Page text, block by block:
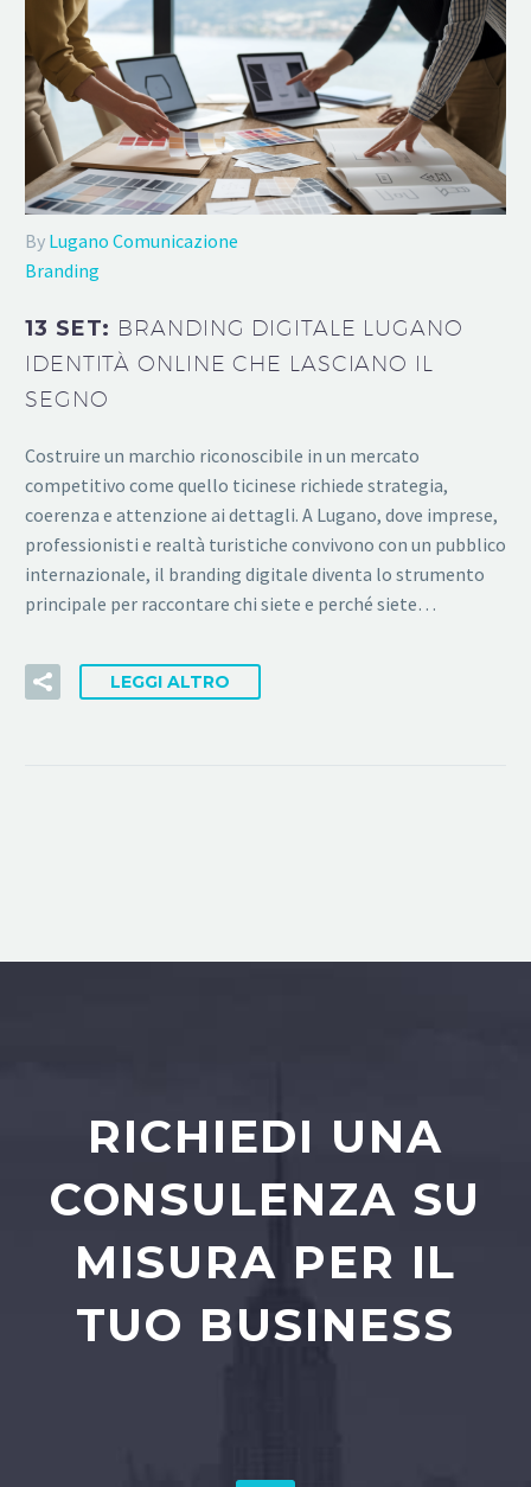
By Lugano Comunicazione
Branding
13 SET: BRANDING DIGITALE LUGANO
IDENTITÀ ONLINE CHE LASCIANO IL
SEGNO
Costruire un marchio riconoscibile in un mercato
competitivo come quello ticinese richiede strategia,
coerenza e attenzione ai dettagli. A Lugano, dove imprese,
professionisti e realtà turistiche convivono con un pubblico
internazionale, il branding digitale diventa lo strumento
principale per raccontare chi siete e perché siete…
LEGGI ALTRO
RICHIEDI UNA
CONSULENZA SU
MISURA PER IL
TUO BUSINESS